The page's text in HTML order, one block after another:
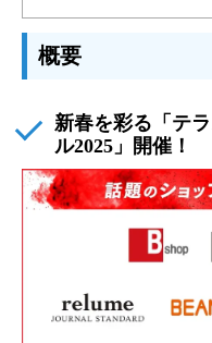
概要
新春を彩る「テ
ル2025」開催！